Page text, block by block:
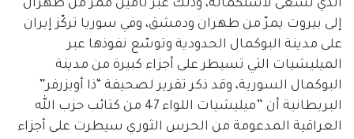
الذي تسعى لاستكماله، وذلك عبر تأمين ممر من طهران
إلى بيروت يمرّ من طهران ودمشق، وفي سوريا تركّز إيران
على مدينة البوكمال الحدودية وتوسّع نفوذها عبر
الميليشيات التي تسيطر على أجزاء كبيرة من مدينة
البوكمال السورية، وقد ذكر تقرير لصحيفة “ذا أوبزرفر”
البريطانية أن ”ميليشيات اللواء 47 من كتائب حزب الله
العراقية المدعومة من الحرس الثوري سيطرت على أجزاء